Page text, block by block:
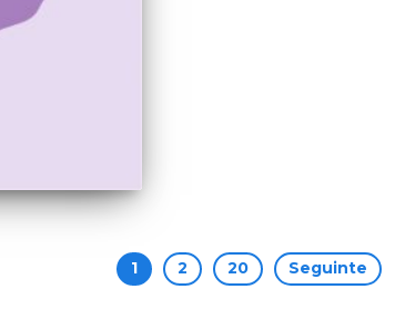
1 2 20 Seguinte